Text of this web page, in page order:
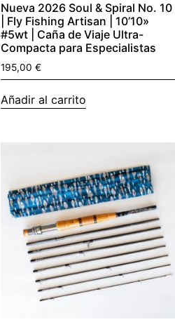
Nueva 2026 Soul & Spiral No. 10
| Fly Fishing Artisan | 10’10»
#5wt | Caña de Viaje Ultra-
Compacta para Especialistas
195,00 €
Añadir al carrito